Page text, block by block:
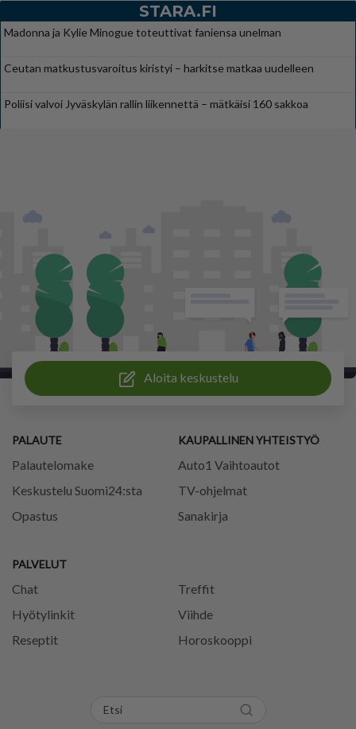
STARA.FI
Madonna ja Kylie Minogue toteuttivat faniensa unelman
Ceutan matkustusvaroitus kiristyi – harkitse matkaa uudelleen
Poliisi valvoi Jyväskylän rallin liikennettä – mätkäisi 160 sakkoa
Aloita keskustelu
PALAUTE
Palautelomake
Keskustelu Suomi24:sta
Opastus
PALVELUT
Chat
Treffit
Hyötylinkit
Viihde
Reseptit
Horoskooppi
KAUPALLINEN YHTEISTYÖ
Auto1 Vaihtoautot
TV-ohjelmat
Sanakirja